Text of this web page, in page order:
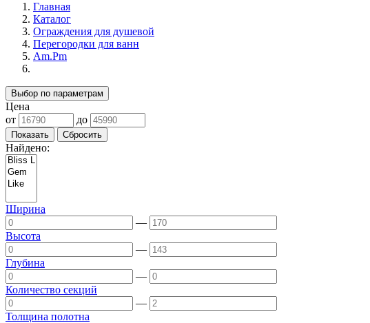
Главная
Каталог
Ограждения для душевой
Перегородки для ванн
Am.Pm
Выбор по параметрам
Цена
от
до
Найдено:
Ширина
—
Высота
—
Глубина
—
Количество секций
—
Толщина полотна